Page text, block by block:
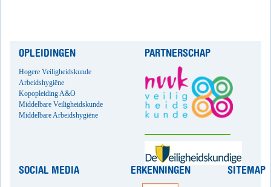
OPLEIDINGEN
Hogere Veiligheidskunde
Arbeidshygiëne
Kopopleiding A&O
Middelbare Veiligheidskunde
Middelbare Arbeidshygiëne
PARTNERSCHAP
SOCIAL MEDIA ERKENNINGEN SITEMAP